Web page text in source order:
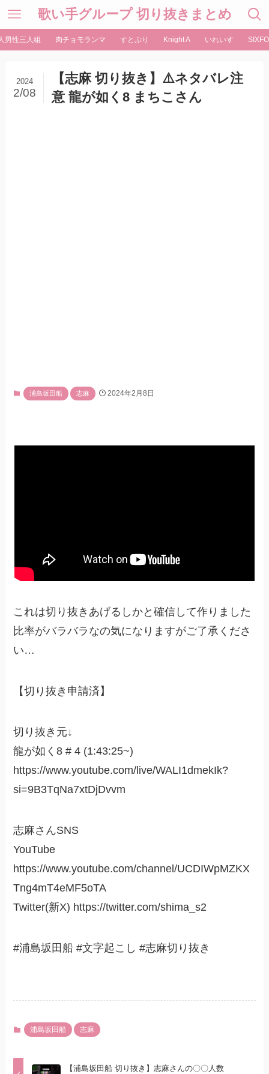
歌い手グループ 切り抜きまとめ
男性三人組 肉チョモランマ すとぷり Knight A いれいす
【志麻 切り抜き】⚠️ネタバレ注
意 龍が如く8 まちこさん
2024
2/08
浦島坂田船 志麻 2024年2月8日
これは切り抜きあげるしかと確信して作りました
比率がバラバラなの気になりますがご了承くださ
い…
【切り抜き申請済】
切り抜き元↓
龍が如く8 # 4 (1:43:25~)
https://www.youtube.com/live/WALI1dmekIk?
si=9B3TqNa7xtDjDvvm
志麻さんSNS
YouTube
https://www.youtube.com/channel/UCDIWpMZKX
Tng4mT4eMF5oTA
Twitter(新X) https://twitter.com/shima_s2
#浦島坂田船 #文字起こし #志麻切り抜き
浦島坂田船 志麻
【浦島坂田船 切り抜き】志麻さんの〇〇人数